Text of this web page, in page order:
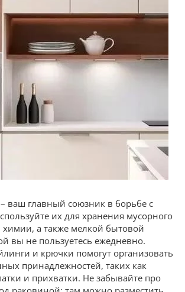
ваш главный союзник в борьбе с
их для хранения мусорного
химии, а также мелкой бытовой
вы не пользуетесь ежедневно.
и крючки помогут организовать
принадлежностей, таких как
и прихватки. Не забывайте про